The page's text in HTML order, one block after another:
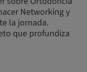
Networking y
la jornada.
que profundiza